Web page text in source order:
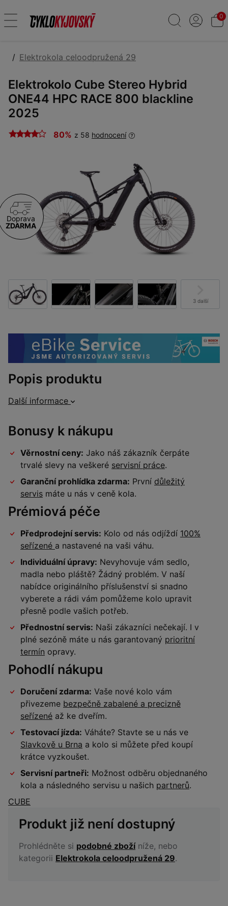
0
Elektrokola celoodpružená 29
Elektrokolo Cube Stereo Hybrid
ONE44 HPC RACE 800 blackline
2025
80% z 58 hodnocení
Doprava
ZDARMA
3 další
Popis produktu
Další informace
Bonusy k nákupu
Věrnostní ceny: Jako náš zákazník čerpáte
trvalé slevy na veškeré servisní práce.
Garanční prohlídka zdarma: První důležitý
servis máte u nás v ceně kola.
Prémiová péče
Předprodejní servis: Kolo od nás odjíždí 100%
seřízené a nastavené na vaši váhu.
Individuální úpravy: Nevyhovuje vám sedlo,
madla nebo pláště? Žádný problém. V naší
nabídce originálního příslušenství si snadno
vyberete a rádi vám pomůžeme kolo upravit
přesně podle vašich potřeb.
Přednostní servis: Naši zákazníci nečekají. I v
plné sezóně máte u nás garantovaný prioritní
termín opravy.
Pohodlí nákupu
Doručení zdarma: Vaše nové kolo vám
přivezeme bezpečně zabalené a precizně
seřízené až ke dveřím.
Testovací jízda: Váháte? Stavte se u nás ve
Slavkově u Brna a kolo si můžete před koupí
krátce vyzkoušet.
Servisní partneři: Možnost odběru objednaného
kola a následného servisu u našich partnerů.
CUBE
Produkt již není dostupný
Prohlédněte si podobné zbožíníže, nebo
kategorii Elektrokola celoodpružená 29.